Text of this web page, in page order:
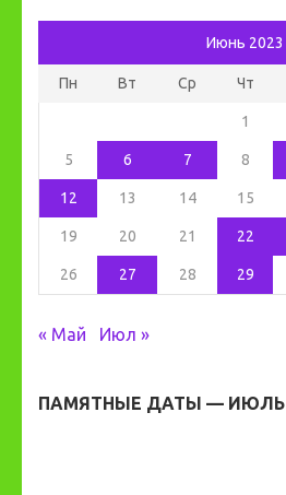
Июнь 2023
Пн Вт Ср Чт
1
5 6 7 8
12 13 14 15
19 20 21 22
26 27 28 29
« Май Июл »
ПАМЯТНЫЕ ДАТЫ — ИЮЛЬ